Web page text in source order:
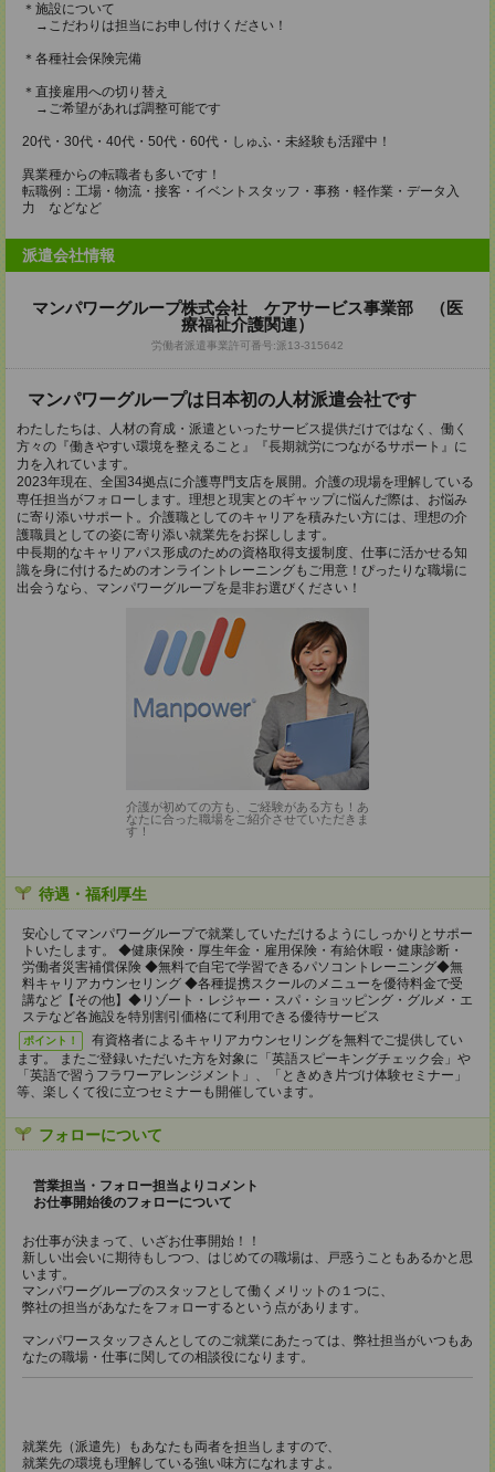
＊施設について
→こだわりは担当にお申し付けください！
＊各種社会保険完備
＊直接雇用への切り替え
→ご希望があれば調整可能です
20代・30代・40代・50代・60代・しゅふ・未経験も活躍中！
異業種からの転職者も多いです！
転職例：工場・物流・接客・イベントスタッフ・事務・軽作業・データ入
力 などなど
派遣会社情報
マンパワーグループ株式会社 ケアサービス事業部 （医
療福祉介護関連）
労働者派遣事業許可番号:派13-315642
マンパワーグループは⽇本初の⼈材派遣会社です
わたしたちは、人材の育成・派遣といったサービス提供だけではなく、働く
方々の『働きやすい環境を整えること』『長期就労につながるサポート』に
力を入れています。
2023年現在、全国34拠点に介護専門支店を展開。介護の現場を理解している
専任担当がフォローします。理想と現実とのギャップに悩んだ際は、お悩み
に寄り添いサポート。介護職としてのキャリアを積みたい方には、理想の介
護職員としての姿に寄り添い就業先をお探しします。
中長期的なキャリアパス形成のための資格取得支援制度、仕事に活かせる知
識を身に付けるためのオンライントレーニングもご用意！ぴったりな職場に
出会うなら、マンパワーグループを是非お選びください！
介護が初めての方も、ご経験がある方も！あ
なたに合った職場をご紹介させていただきま
す！
待遇・福利厚生
安⼼してマンパワーグループで就業していただけるようにしっかりとサポー
トいたします。 ◆健康保険・厚⽣年⾦・雇⽤保険・有給休暇・健康診断・
労働者災害補償保険 ◆無料で⾃宅で学習できるパソコントレーニング◆無
料キャリアカウンセリング ◆各種提携スクールのメニューを優待料⾦で受
講など【その他】◆リゾート・レジャー・スパ・ショッピング・グルメ・エ
ステなど各施設を特別割引価格にて利⽤できる優待サービス
ポイント！
有資格者によるキャリアカウンセリングを無料でご提供してい
ます。 またご登録いただいた⽅を対象に「英語スピーキングチェック会」や
「英語で習うフラワーアレンジメント」、「ときめき⽚づけ体験セミナー」
等、楽しくて役に⽴つセミナーも開催しています。
フォローについて
営業担当・フォロー担当よりコメント
お仕事開始後のフォローについて
お仕事が決まって、いざお仕事開始！！
新しい出会いに期待もしつつ、はじめての職場は、戸惑うこともあるかと思
います。
マンパワーグループのスタッフとして働くメリットの１つに、
弊社の担当があなたをフォローするという点があります。
マンパワースタッフさんとしてのご就業にあたっては、弊社担当がいつもあ
なたの職場・仕事に関しての相談役になります。
就業先（派遣先）もあなたも両者を担当しますので、
就業先の環境も理解している強い味方になれますよ。